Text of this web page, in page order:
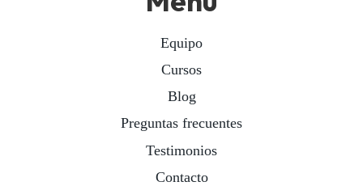
Equipo
Cursos
Blog
Preguntas frecuentes
Testimonios
Contacto